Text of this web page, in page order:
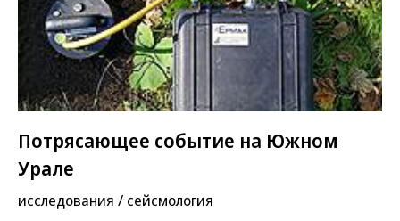
Потрясающее событие на Южном
Урале
исследования / сейсмология